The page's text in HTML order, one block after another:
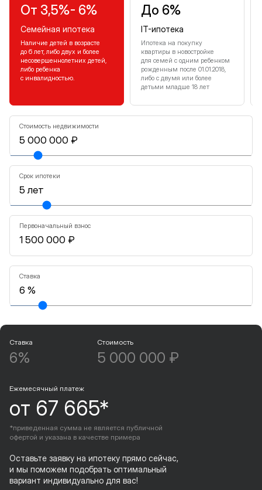
От 3,5%- 6%
Семейная ипотека
Наличие детей в возрасте
до 6 лет, либо двух и более
несовершеннолетних детей,
либо ребенка
с инвалидностью.
До 6%
IT-ипотека
Ипотека на покупку
квартиры в новостройке
для семей с одним ребенком
рожденным после 01.01.2018,
либо с двумя или более
детьми младше 18 лет
Стоимость недвижимости
Срок ипотеки
Первоначальный взнос
Ставка
Ставка
6%
Стоимость
5 000 000 ₽
Ежемесячный платеж
от 67 665*
*приведенная сумма не является публичной
офертой и указана в качестве примера
Оставьте заявку на ипотеку прямо сейчас,
и мы поможем подобрать оптимальный
вариант индивидуально для вас!